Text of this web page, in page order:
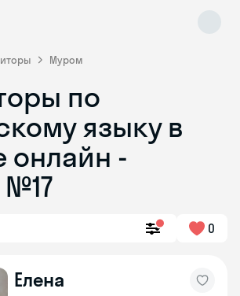
Муром
по
языку в
онлайн -
0
Елена